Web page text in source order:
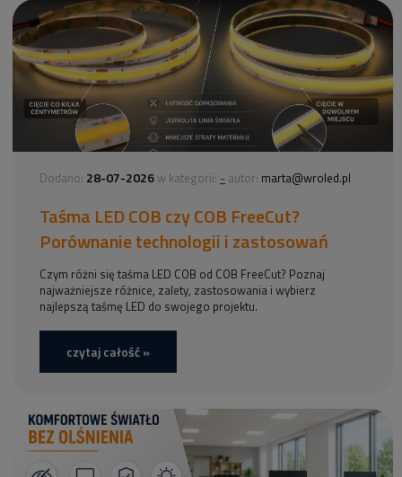
Dodano: 28-07-2026 w kategorii: - autor: marta@wroled.pl
Taśma LED COB czy COB FreeCut?
Porównanie technologii i zastosowań
Czym różni się taśma LED COB od COB FreeCut? Poznaj
najważniejsze różnice, zalety, zastosowania i wybierz
najlepszą taśmę LED do swojego projektu.
czytaj całość »